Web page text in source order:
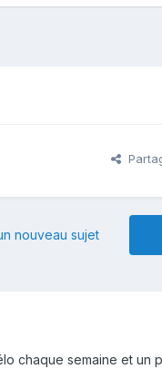
nouveau sujet
chaque semaine et un